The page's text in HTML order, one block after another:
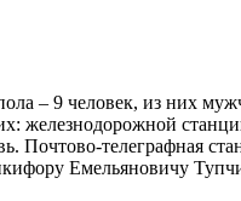
– 9 человек, из них
железнодорожной
Почтово-телеграфная
Емельяновичу